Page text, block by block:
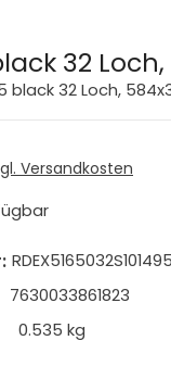
32
black 32 Loch,
Versandkosten
RDEX5165032S101495
7630033861823
0.535 kg